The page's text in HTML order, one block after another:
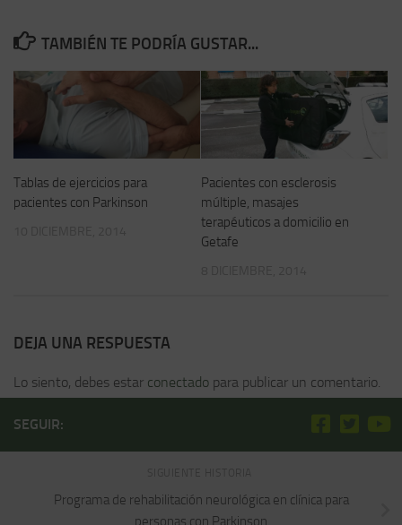
TAMBIÉN TE PODRÍA GUSTAR...
Tablas de ejercicios para
pacientes con Parkinson
Pacientes con esclerosis
múltiple, masajes
terapéuticos a domicilio en
Getafe
DEJA UNA RESPUESTA
Lo siento, debes estar conectado para publicar un comentario.
SEGUIR:
Programa de rehabilitación neurológica en clínica para
personas con Parkinson